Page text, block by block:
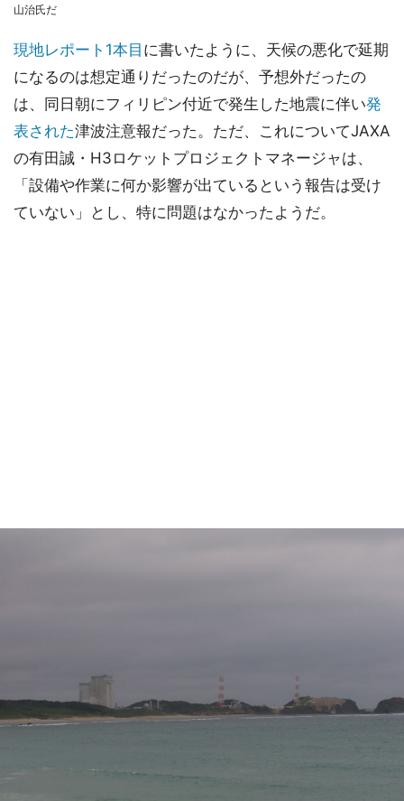
山治氏だ
現地レポート1本目 に書いたように、天候の悪化で延期
になるのは想定通りだったのだが、予想外だったの
は、同日朝にフィリピン付近で発生した地震に伴い発
表された津波注意報だった。ただ、これについてJAXA
の有田誠・H3ロケットプロジェクトマネージャは、
「設備や作業に何か影響が出ているという報告は受け
ていない」とし、特に問題はなかったようだ。